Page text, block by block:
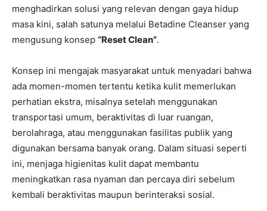
menghadirkan solusi yang relevan dengan gaya hidup
masa kini, salah satunya melalui Betadine Cleanser yang
mengusung konsep “Reset Clean”.
Konsep ini mengajak masyarakat untuk menyadari bahwa
ada momen-momen tertentu ketika kulit memerlukan
perhatian ekstra, misalnya setelah menggunakan
transportasi umum, beraktivitas di luar ruangan,
berolahraga, atau menggunakan fasilitas publik yang
digunakan bersama banyak orang. Dalam situasi seperti
ini, menjaga higienitas kulit dapat membantu
meningkatkan rasa nyaman dan percaya diri sebelum
kembali beraktivitas maupun berinteraksi sosial.